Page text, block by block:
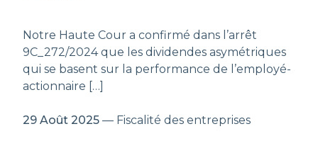
Notre Haute Cour a confirmé dans l’arrêt
9C_272/2024 que les dividendes asymétriques
qui se basent sur la performance de l’employé-
actionnaire […]
29 Août 2025 — Fiscalité des entreprises